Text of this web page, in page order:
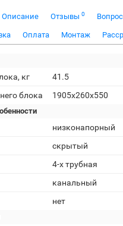
Описание Отзывы 0
Оплата Монтаж
кг
41.5
блока
1905x260x550
низконапорный
скрытый
4-х трубная
канальный
нет